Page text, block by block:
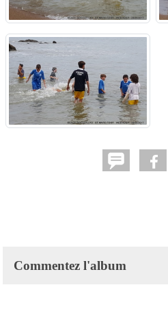
Commentez l'album